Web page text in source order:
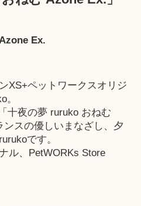
Ex.
XS+ペットワークスオリジ
十夜の夢 ruruko おねむ
スの優しいまなざし、夕
です。
ル、 PetWORKs Store